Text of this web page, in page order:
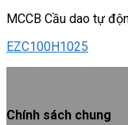
MCCB Cầu dao tự
EZC100H1025
Chính sách chung